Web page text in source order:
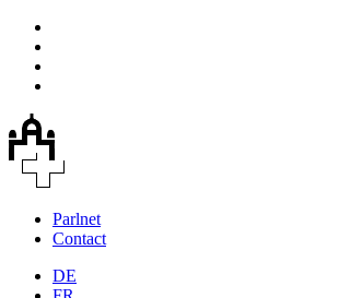
Parlnet
Contact
DE